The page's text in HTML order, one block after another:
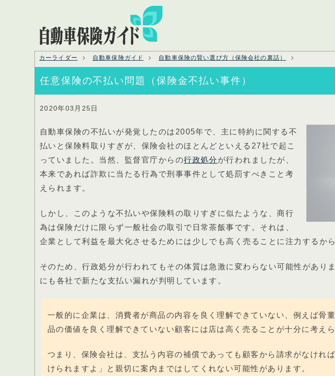
カーライダー 自動車保険ガイド 自動車保険の賢い選び方（保険会社の裏話）
任意保険の不払い問題（保険金不払い事件）
2020年03月25日
自動車保険の不払いが発覚したのは2005年で、主に特約に関する不
払いと保険料取りすぎが、保険会社のほとんどといえる27社で起こ
っていました。当然、監督官庁からの行政処分 が行われましたが、
本来であれば詐欺に当たる行為で刑事事件として処罰すべきこと考
えられます。
しかし、このような不払いや保険料の取りすぎに似たような、商行
為は保険だけに限らず一般社会の取引で日常茶飯事です。それは、
企業として利益を最大化させるためには少しでも高く売ることに注力するから
そのため、行政処分が行われてもその体質は急激に変わらない可能性があり
にも各社で新たな支払い漏れが判明しています。
一般的に企業は、消費者が商品の内容を良く理解できていない、例えば骨
品の価値を良く理解できていない顧客には店は高く売ることが十分に考えら
つまり、保険会社は、支払う内容の補償であっても顧客から請求がなけれ
けられますよ」と親切に案内まではしてくれない可能性があります。